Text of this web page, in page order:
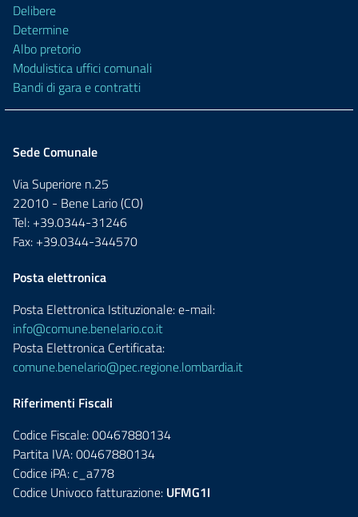
Delibere
Determine
Albo pretorio
Modulistica uffici comunali
Bandi di gara e contratti
Sede Comunale
Via Superiore n.25
22010 - Bene Lario (CO)
Tel: +39.0344-31246
Fax: +39.0344-344570
Posta elettronica
Posta Elettronica Istituzionale: e-mail:
info@comune.benelario.co.it
Posta Elettronica Certificata:
comune.benelario@pec.regione.lombardia.it
Riferimenti Fiscali
Codice Fiscale: 00467880134
Partita IVA: 00467880134
Codice iPA: c_a778
Codice Univoco fatturazione: UFMG1I